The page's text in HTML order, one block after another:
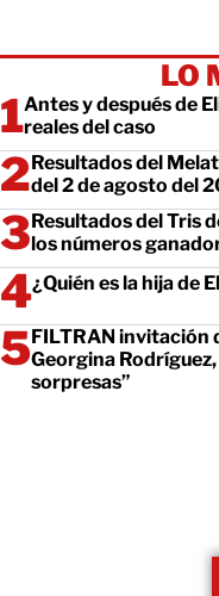
LO
Antes y después de
reales del caso
Resultados del
del 2 de agosto del
Resultados del Tris
los números
¿Quién es la hija de
FILTRAN invitación
Georgina
sorpresas”